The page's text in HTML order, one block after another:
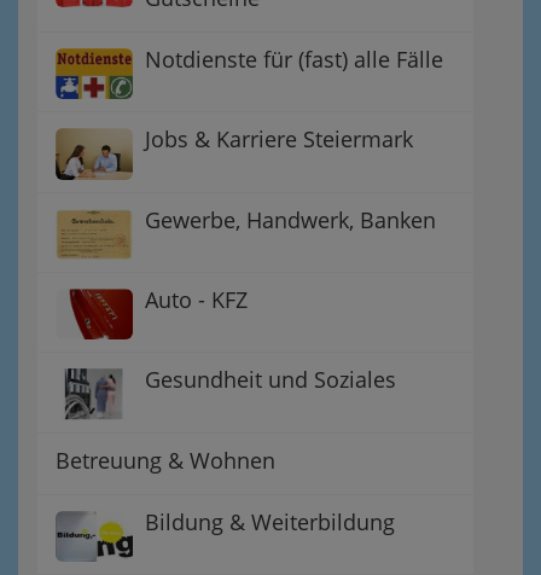
Notdienste für (fast) alle Fälle
Jobs & Karriere Steiermark
Gewerbe, Handwerk, Banken
Auto - KFZ
Gesundheit und Soziales
Betreuung & Wohnen
Bildung & Weiterbildung